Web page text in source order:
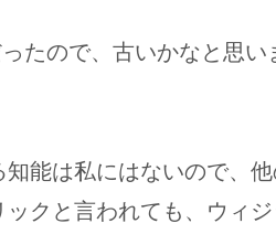
たので、古いかなと思い
能は私にはないので、
クと言われても、ウィ